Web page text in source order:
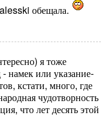
обещала.
я тоже
- намек или указание-
кстати, много, где
чудотворность
что лет десять этой